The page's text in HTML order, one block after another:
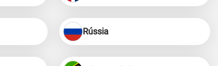
Rússia